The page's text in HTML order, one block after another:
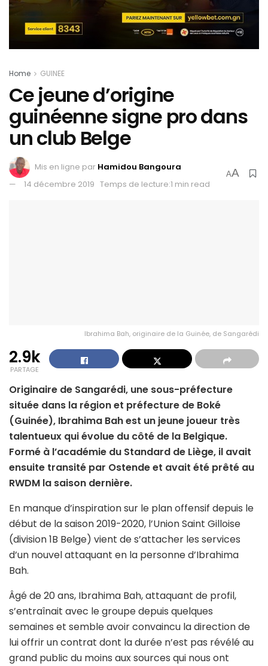
Home GUINEE
Ce jeune d’origine
guinéenne signe pro dans
un club Belge
Mis en ligne par Hamidou Bangoura
14 décembre 2019 Temps de lecture:1 min read
AA
Ibrahima Bah, originaire de la Guinée, de Sangarédi
2.9k
PARTAGE
Originaire de Sangarédi, une sous-préfecture
située dans la région et préfecture de Boké
(Guinée), Ibrahima Bah est un jeune joueur très
talentueux qui évolue du côté de la Belgique.
Formé à l’académie du Standard de Liège, il avait
ensuite transité par Ostende et avait été prêté au
RWDM la saison dernière.
En manque d’inspiration sur le plan offensif depuis le
début de la saison 2019-2020, l’Union Saint Gilloise
(division 1B Belge) vient de s’attacher les services
d’un nouvel attaquant en la personne d’Ibrahima
Bah.
Âgé de 20 ans, Ibrahima Bah, attaquant de profil,
s’entraînait avec le groupe depuis quelques
semaines et semble avoir convaincu la direction de
lui offrir un contrat dont la durée n’est pas révélé au
grand public du moins aux sources qui nous ont